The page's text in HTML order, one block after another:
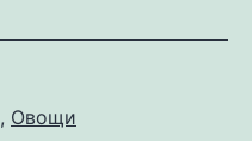
, Овощи